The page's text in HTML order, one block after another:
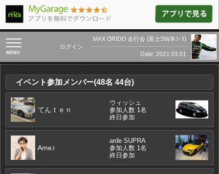
toggle
navigation
ログイン
MAX ORIDO 走行会 (富士SW本ｺｰｽ)
Date: 2021.03.01
イベント参加メンバー(48名 44台)
てんｔｅｎ
ウィッシュ
参加人数 1名
終日参加
Ame♪
arde SUPRA
参加人数 1名
終日参加